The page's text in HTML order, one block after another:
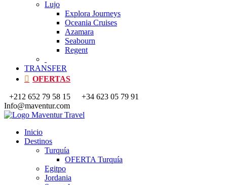
Lujo
Explora Journeys
Oceania Cruises
Azamara
Seabourn
Regent
TRANSFER
OFERTAS
+212 652 79 58 15
+34 623 05 79 91
Info@maventur.com
Inicio
Destinos
Turquía
OFERTA Turquía
Egitpo
Jordania